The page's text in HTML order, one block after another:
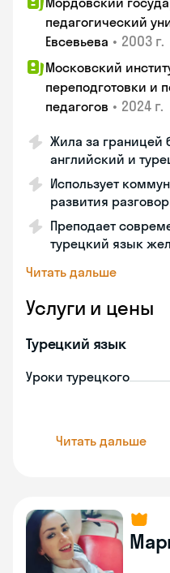
педагогический
Евсевьева • 2003 г.
Московский
переподготовки и
педагогов • 2024 г.
Жила за границей
английский и
Использует
развития
Преподает
турецкий язык
Читать дальше
Услуги и цены
Турецкий язык
Уроки турецкого
Читать дальше